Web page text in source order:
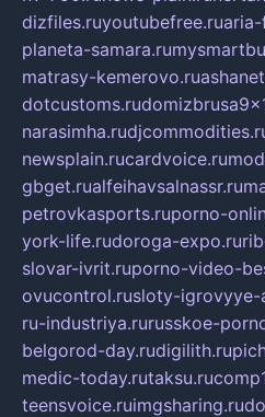
dizfiles.ruyoutubefree.ruaria-
planeta-samara.ru
matrasy-kemerovo.ru
dotcustoms.ru
narasimha.ru
newsplain.rucardvoice.ru
gbget.rualfeihavsalnassr.ru
petrovkasports.ruporno-
york-life.rudoroga-expo.ru
slovar-ivrit.ruporno-video-
ovucontrol.rusloty-igrovyye-
ru-industriya.rurusskoe-
belgorod-day.rudigilith.ru
medic-today.rutaksu.ru
teensvoice.ruimgsharing.ru